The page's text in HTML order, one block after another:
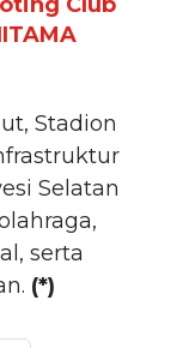
Stadion
Selatan
serta
(*)